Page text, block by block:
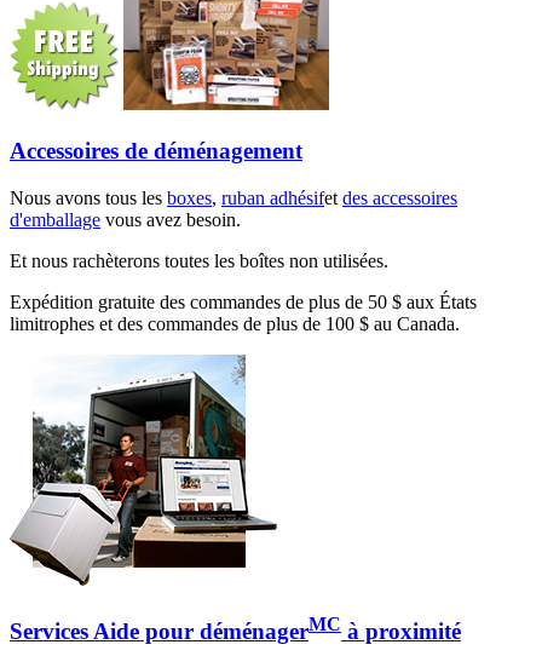
Accessoires de déménagement
Nous avons tous les boxes, ruban adhésifet des accessoires
d'emballage vous avez besoin.
Et nous rachèterons toutes les boîtes non utilisées.
Expédition gratuite des commandes de plus de 50 $ aux États
limitrophes et des commandes de plus de 100 $ au Canada.
Services Aide pour déménagerMC à proximité